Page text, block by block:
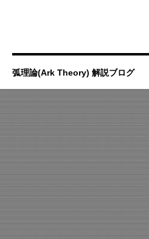
弧理論(Ark Theory) 解説ブログ